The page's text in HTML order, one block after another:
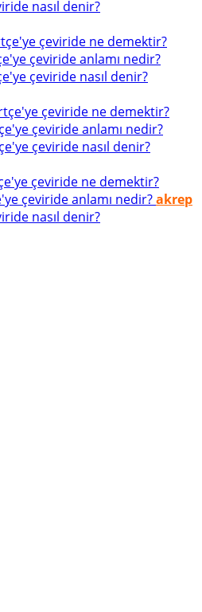
nasıl denir?
çeviride ne demektir?
çeviride anlamı nedir?
çeviride nasıl denir?
çeviride ne demektir?
çeviride anlamı nedir?
çeviride nasıl denir?
çeviride ne demektir?
çeviride anlamı nedir?akrep
nasıl denir?